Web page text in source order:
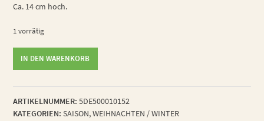
Ca. 14 cm hoch.
1 vorrätig
IN DEN WARENKORB
ARTIKELNUMMER: 5DE500010152
KATEGORIEN: SAISON,WEIHNACHTEN / WINTER